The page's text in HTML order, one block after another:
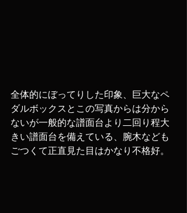
全体的にぼってりした印象、巨大なペ
ダルボックスとこの写真からは分から
ないが一般的な譜面台より二回り程大
きい譜面台を備えている、腕木なども
ごつくて正直見た目はかなり不格好。